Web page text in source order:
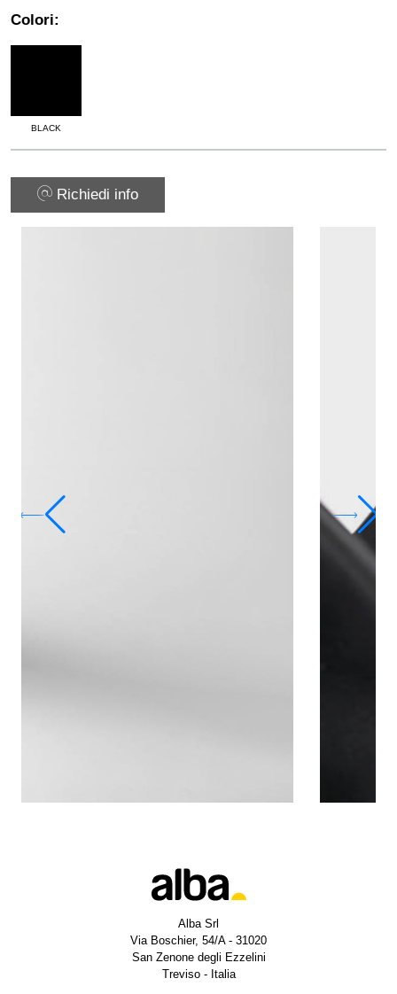
Colori:
BLACK
Richiedi info
Alba Srl
Via Boschier, 54/A - 31020
San Zenone degli Ezzelini
Treviso - Italia